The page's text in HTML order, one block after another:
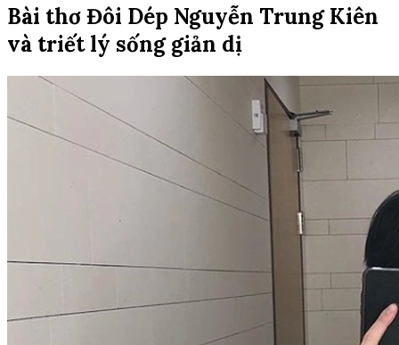
Bài thơ Đôi Dép Nguyễn Trung Kiên
và triết lý sống giản dị